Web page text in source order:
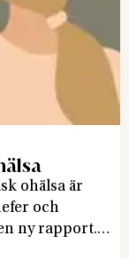
ohälsa är
och
ny rapport.